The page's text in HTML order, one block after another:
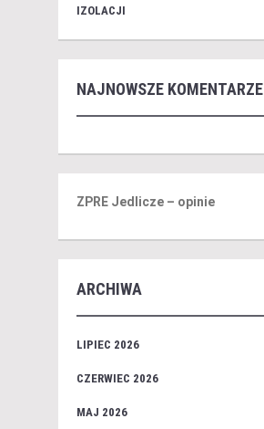
IZOLACJI
NAJNOWSZE KOMENTARZE
ZPRE Jedlicze – opinie
ARCHIWA
LIPIEC 2026
CZERWIEC 2026
MAJ 2026